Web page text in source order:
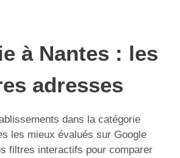
à Nantes : les
adresses
dans la catégorie
les mieux évalués sur Google
filtres interactifs pour comparer